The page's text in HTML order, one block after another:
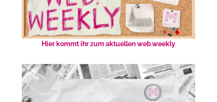
Hier kommt ihr zum aktuellen web.weekly